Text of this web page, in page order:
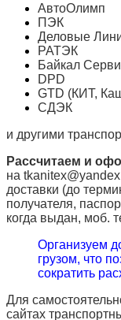
АвтоОлимп
ПЭК
Деловые
РАТЭК
Байкал
DPD
GTD (КИТ,
СДЭК
и другими
Рассчитаем и
на
доставки (до
получателя,
когда выдан, моб.
Организуем
грузом, что
сократить
Для
сайтах